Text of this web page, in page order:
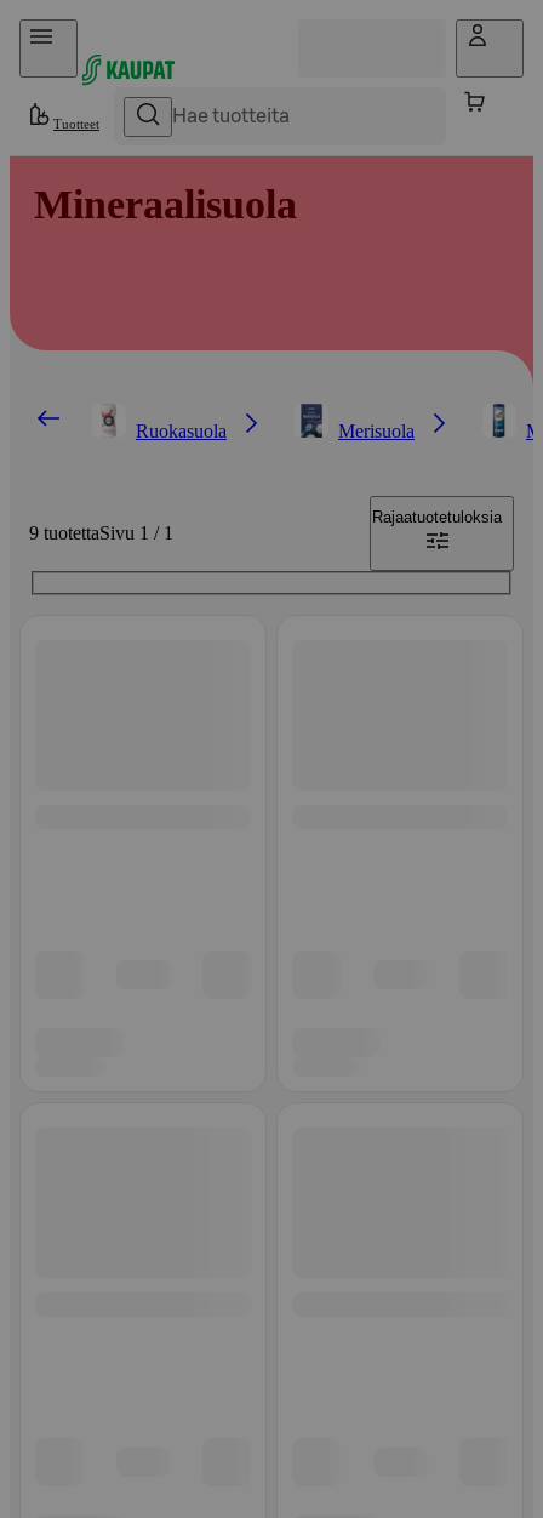
Hyppää sisältöön
Tuotteet
Mineraalisuola
Ruokasuola Merisuola
9 tuotettaSivu 1 / 1
Rajaatuotetuloksia